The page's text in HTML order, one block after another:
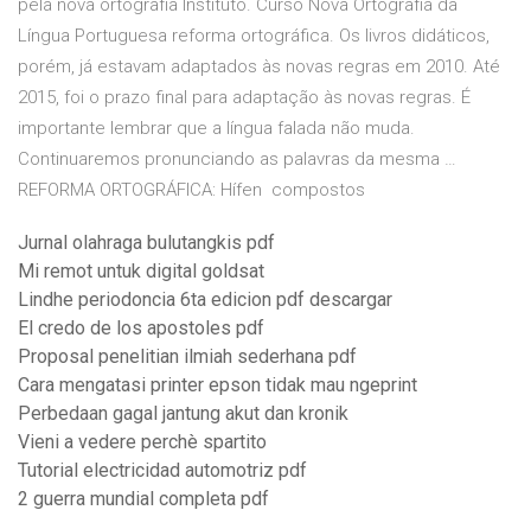
pela nova ortografia Instituto. Curso Nova Ortografia da
Língua Portuguesa reforma ortográfica. Os livros didáticos,
porém, já estavam adaptados às novas regras em 2010. Até
2015, foi o prazo final para adaptação às novas regras. É
importante lembrar que a língua falada não muda.
Continuaremos pronunciando as palavras da mesma …
REFORMA ORTOGRÁFICA: Hífen ­ compostos
Jurnal olahraga bulutangkis pdf
Mi remot untuk digital goldsat
Lindhe periodoncia 6ta edicion pdf descargar
El credo de los apostoles pdf
Proposal penelitian ilmiah sederhana pdf
Cara mengatasi printer epson tidak mau ngeprint
Perbedaan gagal jantung akut dan kronik
Vieni a vedere perchè spartito
Tutorial electricidad automotriz pdf
2 guerra mundial completa pdf